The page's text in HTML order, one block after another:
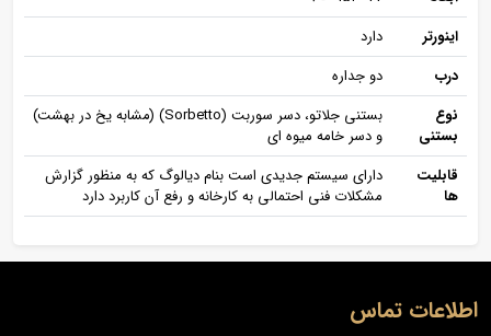
اینورتر
دارد
درب
دو جداره
نوع
بستنی
بستنی جلاتو، دسر سوربت (Sorbetto) (مشابه یخ در بهشت)
و دسر خامه میوه ای
قابلیت
ها
دارای سیستم جدیدی است بنام دیالوگ که به منظور گزارش
مشکلات فنی احتمالی به کارخانه و رفع آن کاربرد دارد
اطلاعات تماس